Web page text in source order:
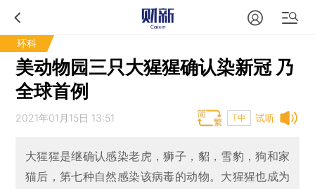
环科
美动物园三只大猩猩确认染新冠 乃
全球首例
试听
2021年01月15日 13:51 T中
大猩猩是继确认感染老虎，狮子，貂，雪豹，狗和家
猫后，第七种自然感染该病毒的动物。大猩猩也成为